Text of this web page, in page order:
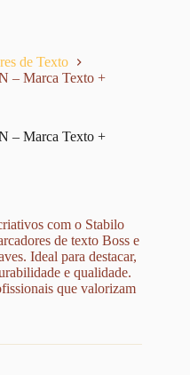
de Texto
– Marca Texto +
– Marca Texto +
com o Stabilo
de texto Boss e
Ideal para destacar,
e qualidade.
que valorizam